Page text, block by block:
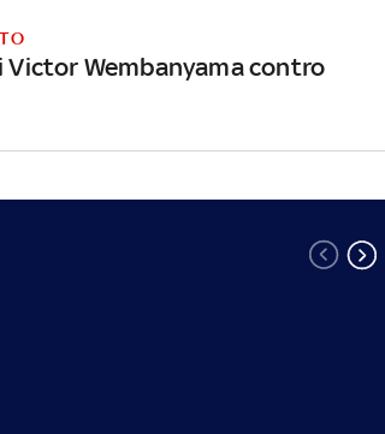
Victor Wembanyama contro